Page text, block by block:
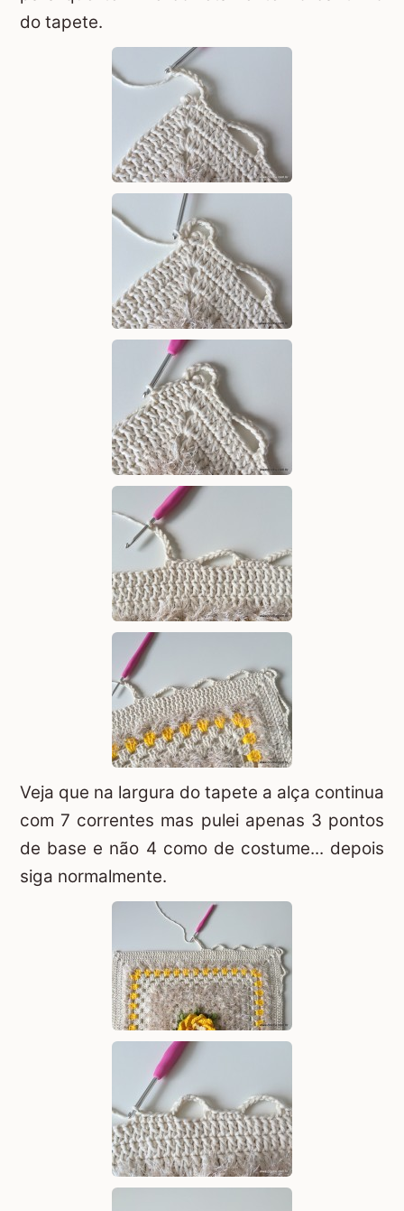
do tapete.
Veja que na largura do tapete a alça continua
com 7 correntes mas pulei apenas 3 pontos
de base e não 4 como de costume... depois
siga normalmente.